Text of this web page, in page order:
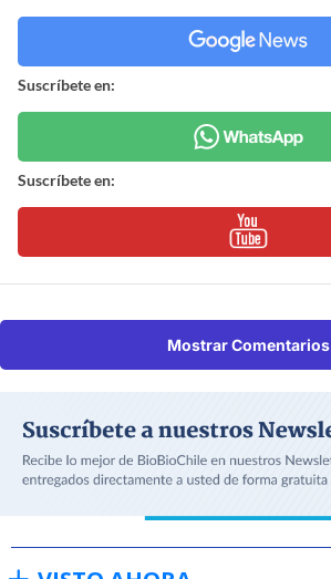
Suscríbete en:
Suscríbete en:
Mostrar Comentarios